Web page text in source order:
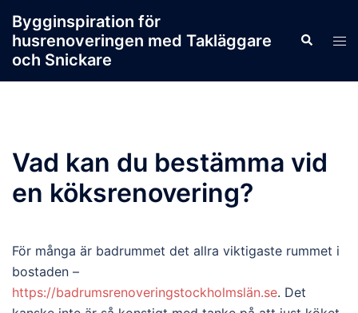
content
Bygginspiration för
husrenoveringen med Takläggare
och Snickare
Search
Vad kan du bestämma vid
en köksrenovering?
För många är badrummet det allra viktigaste rummet i
bostaden –
https://badrumsrenoveringstockholmslän.se. Det